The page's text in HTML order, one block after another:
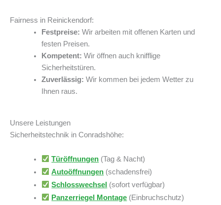
Fairness in Reinickendorf:
Festpreise: Wir arbeiten mit offenen Karten und
festen Preisen.
Kompetent: Wir öffnen auch knifflige
Sicherheitstüren.
Zuverlässig: Wir kommen bei jedem Wetter zu
Ihnen raus.
Unsere Leistungen
Sicherheitstechnik in Conradshöhe:
Türöffnungen (Tag & Nacht)
Autoöffnungen (schadensfrei)
Schlosswechsel (sofort verfügbar)
Panzerriegel Montage (Einbruchschutz)